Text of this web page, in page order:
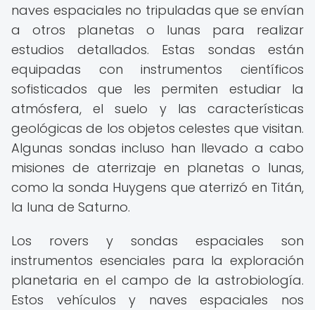
naves espaciales no tripuladas que se envían
a otros planetas o lunas para realizar
estudios detallados. Estas sondas están
equipadas con instrumentos científicos
sofisticados que les permiten estudiar la
atmósfera, el suelo y las características
geológicas de los objetos celestes que visitan.
Algunas sondas incluso han llevado a cabo
misiones de aterrizaje en planetas o lunas,
como la sonda Huygens que aterrizó en Titán,
la luna de Saturno.
Los rovers y sondas espaciales son
instrumentos esenciales para la exploración
planetaria en el campo de la astrobiología.
Estos vehículos y naves espaciales nos